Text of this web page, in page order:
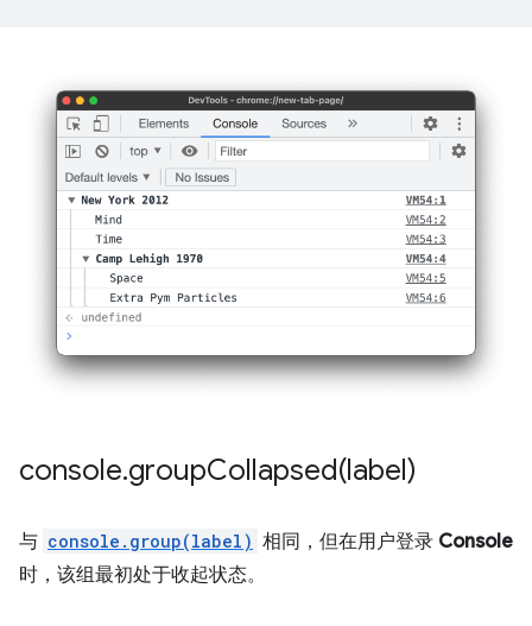
console.groupCollapsed(label)
与 console.group(label) 相同，但在用户登录 Console
时，该组最初处于收起状态。